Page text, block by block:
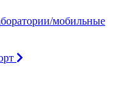
мобильные